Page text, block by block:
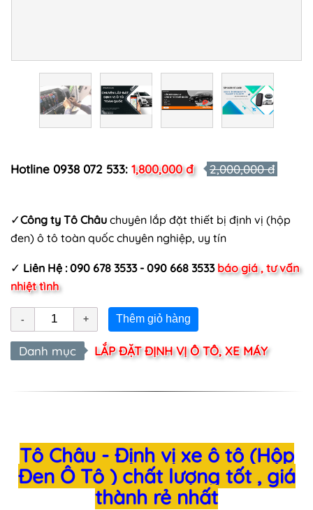
Hotline 0938 072 533: 1,800,000 đ 2,000,000 đ
✓Công ty Tô Châu chuyên lắp đặt thiết bị định vị (hộp
đen) ô tô toàn quốc chuyên nghiệp, uy tín
✓ Liên Hệ : 090 678 3533 - 090 668 3533 báo giá , tư vấn
nhiệt tình
Thêm giỏ hàng
Danh mục LẮP ĐẶT ĐỊNH VỊ Ô TÔ, XE MÁY
Tô Châu - Định vị xe ô tô (Hộp
Đen Ô Tô ) chất lượng tốt , giá
thành rẻ nhất